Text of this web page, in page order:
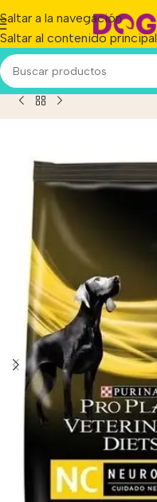
Saltar a la navegación
Saltar al contenido principal
Inicio/ Producto/